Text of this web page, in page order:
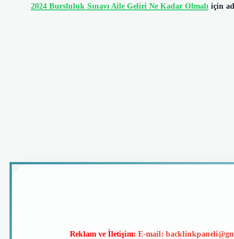
2024 Bursluluk Sınavı Aile Geliri Ne Kadar Olmalıiçin
Reklam ve İletişim: E-mail: